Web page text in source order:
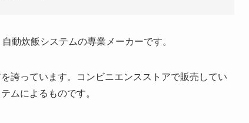
動炊飯システムの専業メーカーです。
誇っています。コンビニエンスストアで販売してい
ムによるものです。